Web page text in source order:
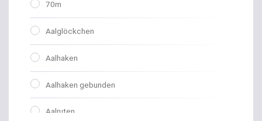
70m
Aalglöckchen
Aalhaken
Aalhaken gebunden
Aalruten